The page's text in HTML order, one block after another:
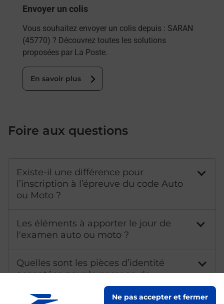
Ne pas accepter et fermer
Envoyer un colis
Vous souhaitez envoyer un colis depuis : SARAN
(45770) ? Découvrez toutes les solutions
proposées par La Poste.
En savoir plus
Foire aux questions
Existe-il une différence pour
l’inscription à l’épreuve du code Auto
ou Moto ?
Les éléments à apporter le jour de
l'examen auto ou moto ?
Quelles sont les pièces d’identité
acceptées pour le passage de
l'examen du code de la route auto et
moto ?